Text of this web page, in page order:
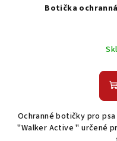
Botička
Ochranné botičky pro
"Walker Active " určené